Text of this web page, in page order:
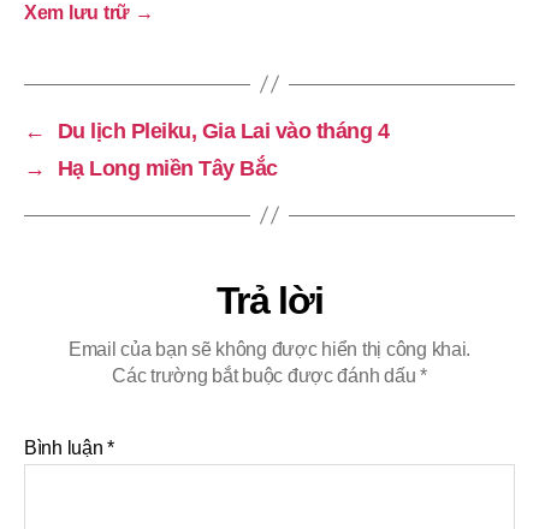
Xem lưu trữ →
←
Du lịch Pleiku, Gia Lai vào tháng 4
→
Hạ Long miền Tây Bắc
Trả lời
Email của bạn sẽ không được hiển thị công khai.
Các trường bắt buộc được đánh dấu*
Bình luận*